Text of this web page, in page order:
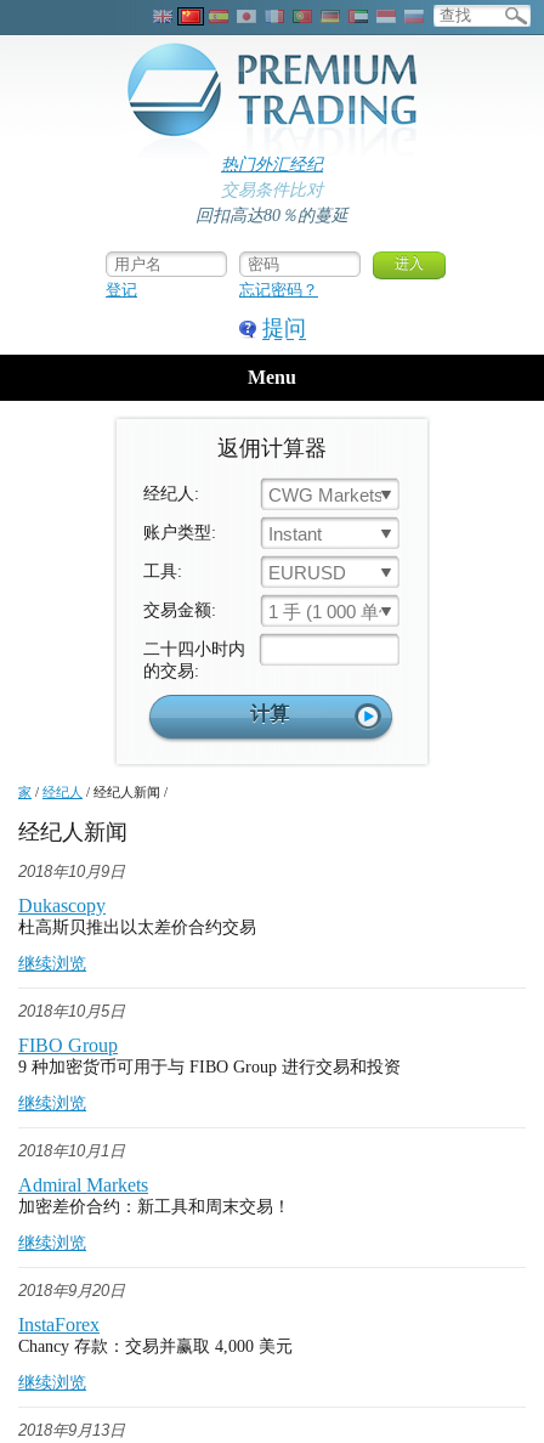
热门外汇经纪
交易条件比对
回扣高达80％的蔓延
登记 忘记密码？
提问
Menu
返佣计算器
经纪人: CWG Markets
账户类型: Instant
工具: EURUSD
交易金额: 1 手 (1 000 单位)
二十四小时内
的交易:
家 / 经纪人 / 经纪人新闻 /
经纪人新闻
2018年10月9日
Dukascopy
杜高斯贝推出以太差价合约交易
继续浏览
2018年10月5日
FIBO Group
9 种加密货币可用于与 FIBO Group 进行交易和投资
继续浏览
2018年10月1日
Admiral Markets
加密差价合约：新工具和周末交易！
继续浏览
2018年9月20日
InstaForex
Chancy 存款：交易并赢取 4,000 美元
继续浏览
2018年9月13日